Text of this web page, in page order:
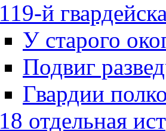
119-й
У старого
Подвиг
Гвардии
18 отдельная